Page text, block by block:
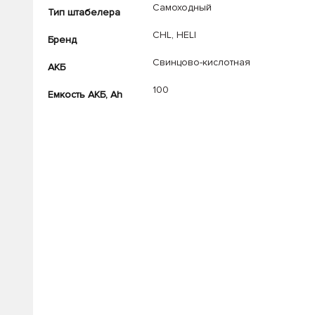
Тип штабелера Самоходный
Бренд CHL, HELI
АКБ Свинцово-кислотная
Емкость АКБ, Ah 100